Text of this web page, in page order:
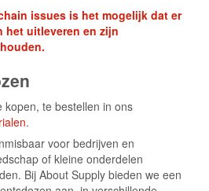
issues is het mogelijk dat er
het uitleveren en zijn
kopen, te bestellen in ons
.
voor bedrijven en
of kleine onderdelen
Bij About Supply bieden we een